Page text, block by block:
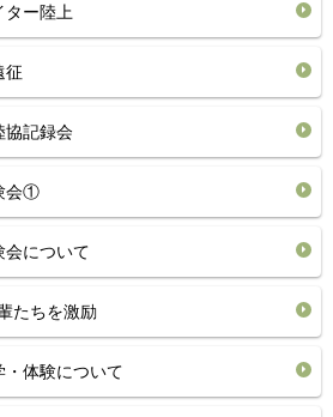
ター陸上
征
協記録会
会①
会について
たちを激励
・体験について